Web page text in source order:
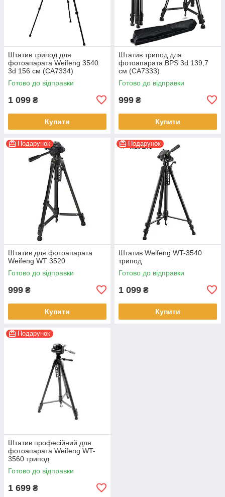
Штатив трипод для
фотоапарата Weifeng 3540
3d 156 см (CA7334)
Готово до відправки
1 099 ₴
Купити
Штатив трипод для
фотоапарата BPS 3d 139,7
см (CA7333)
Готово до відправки
999 ₴
Купити
Подарунок
Штатив для фотоапарата
Weifeng WT 3520
Готово до відправки
999 ₴
Купити
Подарунок
Штатив Weifeng WT-3540
трипод
Готово до відправки
1 099 ₴
Купити
Подарунок
Штатив професійний для
фотоапарата Weifeng WT-
3560 трипод
Готово до відправки
1 699 ₴